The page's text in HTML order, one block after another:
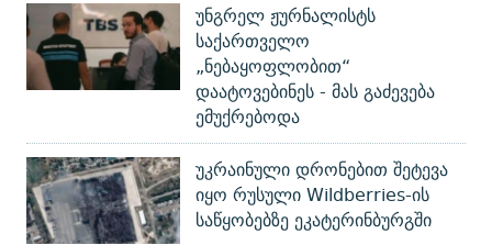
უნგრელ ჟურნალისტს
საქართველო
„ნებაყოფლობით“
დაატოვებინეს - მას გაძევება
ემუქრებოდა
უკრაინული დრონებით შეტევა
იყო რუსული Wildberries-ის
საწყობებზე ეკატერინბურგში